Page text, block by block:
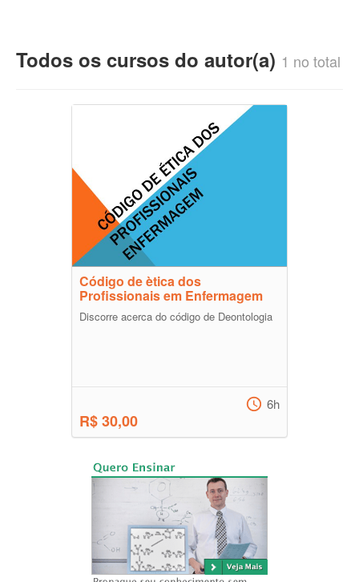
Todos os cursos do autor(a) 1 no total
Código de ètica dos
Profissionais em Enfermagem
Discorre acerca do código de Deontologia
R$ 30,00
6h